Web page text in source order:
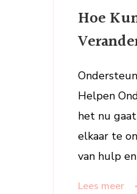
Hoe
Helpen
het nu
elkaar te
van hulp
Lees meer